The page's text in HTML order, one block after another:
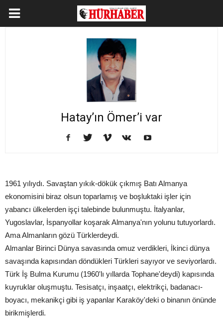
Hatay’ın Ömer’i var
1961 yılıydı. Savaştan yıkık-dökük çıkmış Batı Almanya
ekonomisini biraz olsun toparlamış ve boşluktaki işler için
yabancı ülkelerden işçi talebinde bulunmuştu. İtalyanlar,
Yugoslavlar, İspanyollar koşarak Almanya'nın yolunu tutuyorlardı.
Ama Almanların gözü Türklerdeydi.
Almanlar Birinci Dünya savasında omuz verdikleri, İkinci dünya
savaşında kapısından döndükleri Türkleri sayıyor ve seviyorlardı.
Türk İş Bulma Kurumu (1960'lı yıllarda Tophane'deydi) kapısında
kuyruklar oluşmuştu. Tesisatçı, inşaatçı, elektrikçi, badanacı-
boyacı, mekanikçi gibi iş yapanlar Karaköy'deki o binanın önünde
birikmişlerdi.